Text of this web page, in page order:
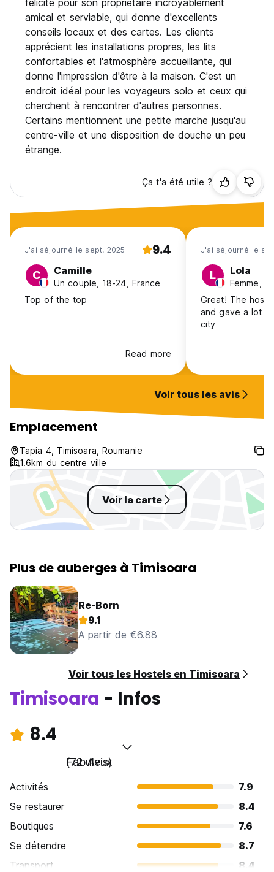
félicité pour son propriétaire incroyablement
amical et serviable, qui donne d'excellents
conseils locaux et des cartes. Les clients
apprécient les installations propres, les lits
confortables et l'atmosphère accueillante, qui
donne l'impression d'être à la maison. C'est un
endroit idéal pour les voyageurs solo et ceux qui
cherchent à rencontrer d'autres personnes.
Certains mentionnent une petite marche jusqu'au
centre-ville et une disposition de douche un peu
étrange.
Ça t'a été utile ?
J'ai séjourné le sept. 2025 9.4
C Camille
Un couple, 18-24, France
Top of the top
Read more
J'ai séjourné le
L Lola
Femme,
Great! The host
and gave a lot
city
Voir tous les avis
Emplacement
Tapia 4, Timisoara, Roumanie
1.6km du centre ville
Voir la carte
Plus de auberges à Timisoara
Re-Born
9.1
A partir de €6.88
Voir tous les Hostels en Timisoara
Timisoara - Infos
8.4
Fabuleux
(72 Avis)
Activités
7.9
Se restaurer
8.4
Boutiques
7.6
Se détendre
8.7
Transport
8.4